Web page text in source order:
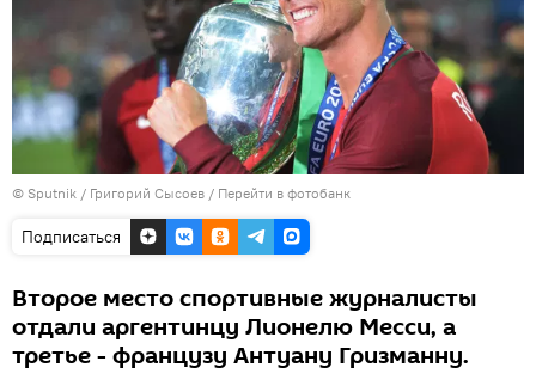
© Sputnik / Григорий Сысоев / Перейти в фотобанк
Подписаться
Второе место спортивные журналисты
отдали аргентинцу Лионелю Месси, а
третье - французу Антуану Гризманну.